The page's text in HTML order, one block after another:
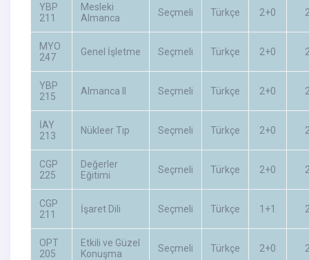
YBP
211
Mesleki
Almanca
Seçmeli Türkçe 2+0
MYO
247
Genel İşletme Seçmeli Türkçe 2+0
YBP
215
Almanca II Seçmeli Türkçe 2+0
İAY
213
Nükleer Tıp Seçmeli Türkçe 2+0
CGP
225
Değerler
Eğitimi
Seçmeli Türkçe 2+0
CGP
211
İşaret Dili Seçmeli Türkçe 1+1
OPT
205
Etkili ve Güzel
Konuşma
Seçmeli Türkçe 2+0